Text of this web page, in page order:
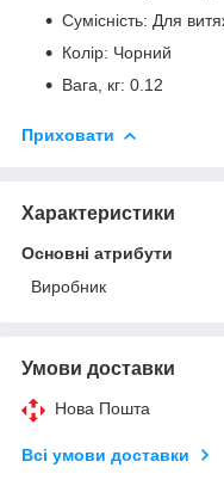
Сумісність: Для
Колір: Чорний
Вага, кг: 0.12
Приховати
Характеристики
Основні атрибути
Виробник
Умови доставки
Нова Пошта
Всі умови доставки